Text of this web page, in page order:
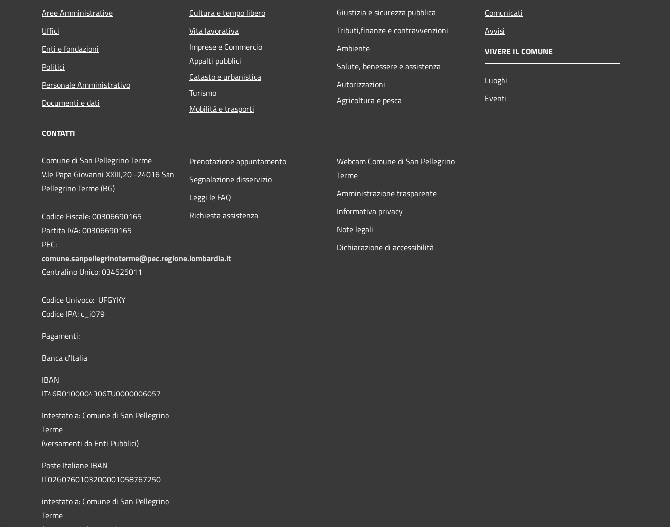
Aree Amministrative
Uffici
Enti e fondazioni
Politici
Personale Amministrativo
Documenti e dati
Cultura e tempo libero
Vita lavorativa
Imprese e Commercio
Appalti pubblici
Catasto e urbanistica
Turismo
Mobilità e trasporti
Giustizia e sicurezza pubblica
Tributi,finanze e contravvenzioni
Ambiente
Salute, benessere e assistenza
Autorizzazioni
Agricoltura e pesca
Comunicati
Avvisi
VIVERE IL COMUNE
Luoghi
Eventi
CONTATTI
Comune di San Pellegrino Terme
V.le Papa Giovanni XXIII,20 -24016 San
Pellegrino Terme (BG)
Codice Fiscale: 00306690165
Partita IVA: 00306690165
PEC:
comune.sanpellegrinoterme@pec.regione.lombardia.it
Centralino Unico: 034525011
Codice Univoco: UFGYKY
Codice IPA: c_i079
Pagamenti:
Banca d'Italia
IBAN
IT46R0100004306TU0000006057
Intestato a: Comune di San Pellegrino
Terme
(versamenti da Enti Pubblici)
Poste Italiane IBAN
IT02G0760103200001058767250
intestato a: Comune di San Pellegrino
Terme
Prenotazione appuntamento
Segnalazione disservizio
Leggi le FAQ
Richiesta assistenza
Webcam Comune di San Pellegrino
Terme
Amministrazione trasparente
Informativa privacy
Note legali
Dichiarazione di accessibilità